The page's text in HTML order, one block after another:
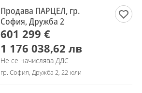
Продава ПАРЦЕЛ, гр.
София, Дружба 2
601 299 €
1 176 038,62 лв
Не се начислява ДДС
гр. София, Дружба 2, 22 юли